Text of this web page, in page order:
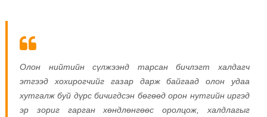
Олон нийтийн сүлжээнд тарсан бичлэгт халдагч
этгээд хохирогчийг газар дарж байгаад олон удаа
хутгалж буй дүрс бичигдсэн бөгөөд орон нутгийн иргэд
эр зориг гарган хөндлөнгөөс оролцож, халдлагыг